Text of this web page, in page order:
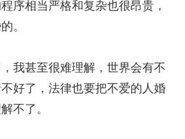
序相当严格和复杂也很昂贵，
。
我甚至很难理解，世界会有不
好了，法律也要把不爱的人婚
不了。